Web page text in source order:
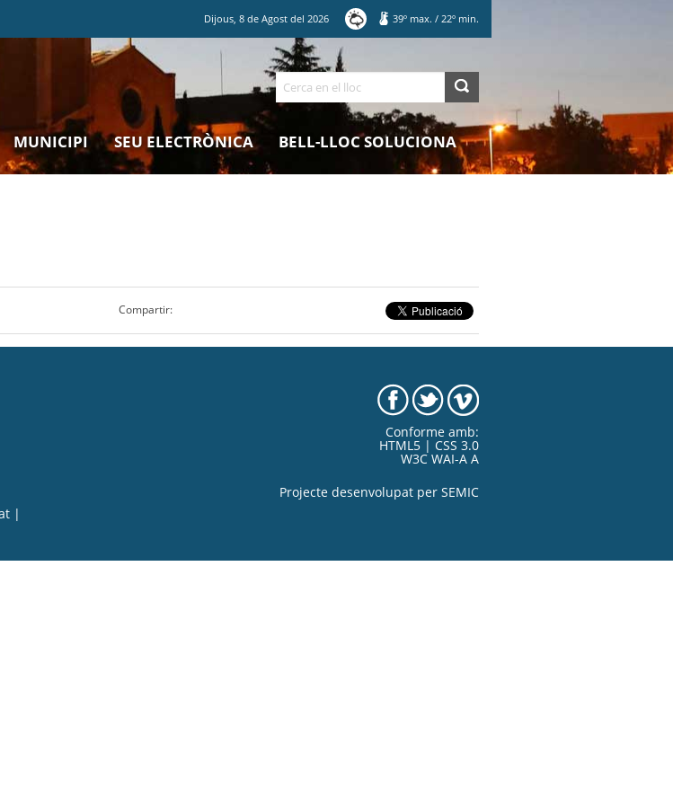
Dijous,8 deAgost del2026 39º max. / 22º min.
Cerca
MUNICIPI SEU ELECTRÒNICA BELL-LLOC SOLUCIONA
Compartir:
|
Conforme amb:
HTML5 | CSS 3.0
W3C WAI-A A
Projecte desenvolupat per SEMIC